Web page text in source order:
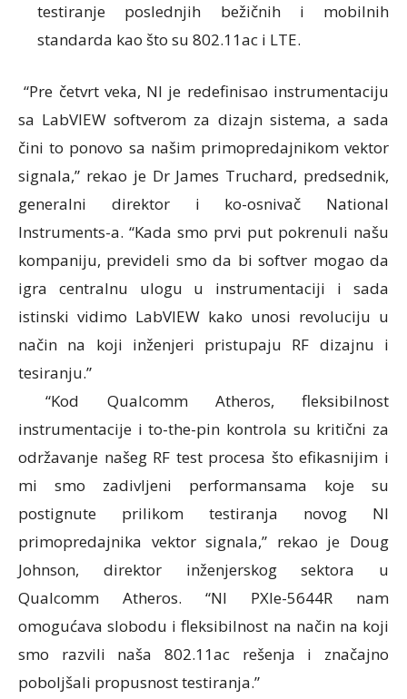
testiranje poslednjih bežičnih i mobilnih
standarda kao što su 802.11ac i LTE.
“Pre četvrt veka, NI je redefinisao instrumentaciju
sa LabVIEW softverom za dizajn sistema, a sada
čini to ponovo sa našim primopredajnikom vektor
signala,” rekao je Dr James Truchard, predsednik,
generalni direktor i ko-osnivač National
Instruments-a. “Kada smo prvi put pokrenuli našu
kompaniju, prevideli smo da bi softver mogao da
igra centralnu ulogu u instrumentaciji i sada
istinski vidimo LabVIEW kako unosi revoluciju u
način na koji inženjeri pristupaju RF dizajnu i
tesiranju.”
“Kod Qualcomm Atheros, fleksibilnost
instrumentacije i to-the-pin kontrola su kritični za
održavanje našeg RF test procesa što efikasnijim i
mi smo zadivljeni performansama koje su
postignute prilikom testiranja novog NI
primopredajnika vektor signala,” rekao je Doug
Johnson, direktor inženjerskog sektora u
Qualcomm Atheros. “NI PXIe-5644R nam
omogućava slobodu i fleksibilnost na način na koji
smo razvili naša 802.11ac rešenja i značajno
poboljšali propusnost testiranja.”